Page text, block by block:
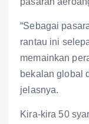
“Sebagai
rantau ini
memainkan
bekalan global
jelasnya.
Kira-kira 50